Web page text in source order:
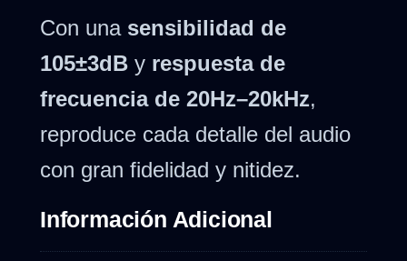
Con una sensibilidad de
105±3dB y respuesta de
frecuencia de 20Hz–20kHz,
reproduce cada detalle del audio
con gran fidelidad y nitidez.
Información Adicional